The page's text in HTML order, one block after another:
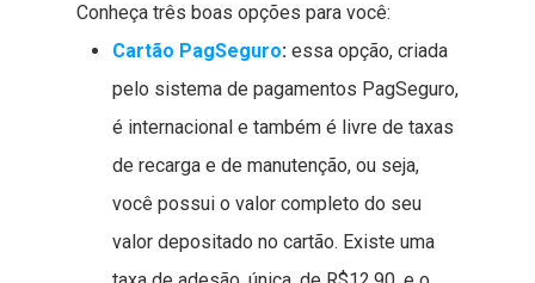
Conheça três boas opções para você:
Cartão PagSeguro: essa opção, criada
pelo sistema de pagamentos PagSeguro,
é internacional e também é livre de taxas
de recarga e de manutenção, ou seja,
você possui o valor completo do seu
valor depositado no cartão. Existe uma